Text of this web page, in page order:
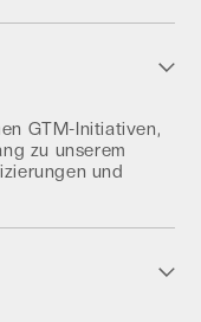
GTM-Initiativen,
zu unserem
und